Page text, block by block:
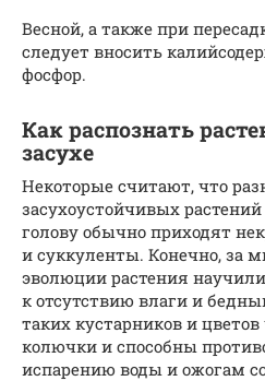
Весной, а также при
следует вносить
фосфор.
Как распознать
засухе
Некоторые считают, что
засухоустойчивых
голову обычно приходят
и суккуленты. Конечно, за
эволюции растения
к отсутствию влаги и
таких кустарников и
колючки и способны
испарению воды и ожогам